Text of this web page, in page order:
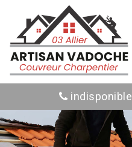
indisponible